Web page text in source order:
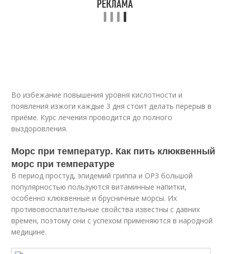
Во избежание повышения уровня кислотности и
появления изжоги каждые 3 дня стоит делать перерыв в
приёме. Курс лечения проводится до полного
выздоровления.
Морс при температур. Как пить клюквенный
морс при температуре
В период простуд, эпидемий гриппа и ОРЗ большой
популярностью пользуются витаминные напитки,
особенно клюквенные и брусничные морсы. Их
противовоспалительные свойства известны с давних
времен, поэтому они с успехом применяются в народной
медицине.